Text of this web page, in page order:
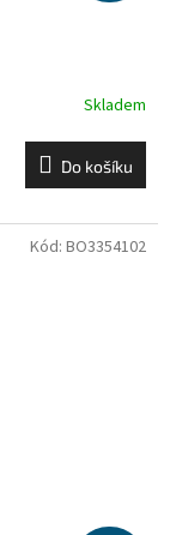
Skladem
Do košíku
Kód: BO3354102